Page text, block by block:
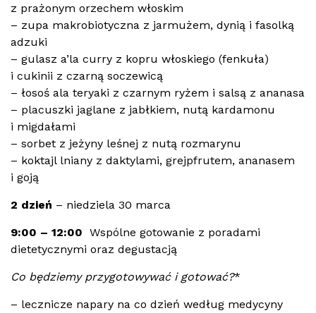
z prażonym orzechem włoskim
– zupa makrobiotyczna z jarmużem, dynią i fasolką
adzuki
– gulasz a’la curry z kopru włoskiego (fenkuła)
i cukinii z czarną soczewicą
– łosoś ala teryaki z czarnym ryżem i salsą z ananasa
– placuszki jaglane z jabłkiem, nutą kardamonu
i migdałami
– sorbet z jeżyny leśnej z nutą rozmarynu
– koktajl lniany z daktylami, grejpfrutem, ananasem
i goją
2 dzień – niedziela 30 marca
9:00 – 12:00 Wspólne gotowanie z poradami
dietetycznymi oraz degustacją
Co będziemy przygotowywać i gotować?*
– lecznicze napary na co dzień według medycyny